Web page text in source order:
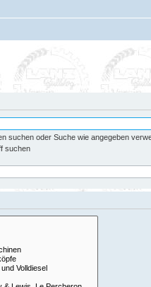
suchen oder Suche wie angegeben
suchen